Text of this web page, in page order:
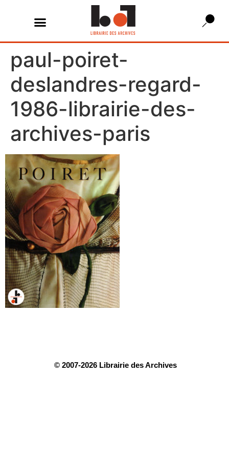
paul-poiret-
deslandres-regard-
1986-librairie-des-
archives-paris
© 2007-2026 Librairie des Archives